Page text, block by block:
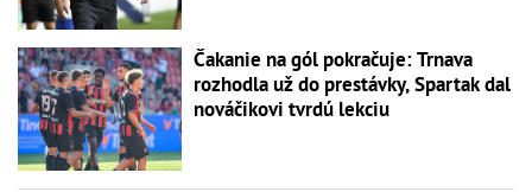
Čakanie na gól pokračuje: Trnava
rozhodla už do prestávky, Spartak dal
nováčikovi tvrdú lekciu